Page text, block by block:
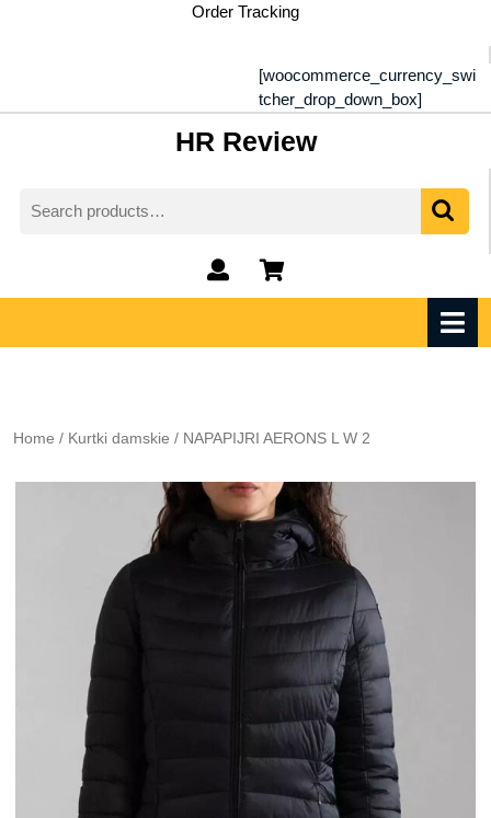
Order Tracking
[woocommerce_currency_swi
tcher_drop_down_box]
HR Review
for:
My
Account
shopping
cart
Home / Kurtki damskie / NAPAPIJRI AERONS L W 2